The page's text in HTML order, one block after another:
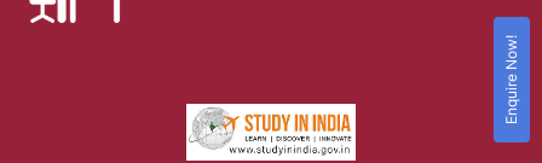
Enquire Now!